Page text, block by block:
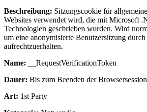
Beschreibung: Sitzungscookie für
Websites verwendet wird, die mit Microsoft
Technologien geschrieben wurden. Wird
um eine anonymisierte Benutzersitzung
aufrechtzuerhalten.
Name: __RequestVerificationToken
Dauer: Bis zum Beenden der Browsersession
Art: 1st Party